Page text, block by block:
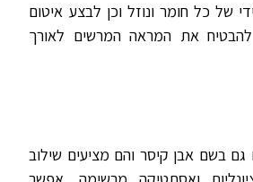
של כל חומר ונוזל וכן לבצע איטום
את המראה המרשים לאורך
גם בשם אבן קיסר והם מציעים שילוב